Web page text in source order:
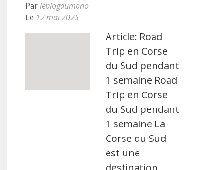
Parleblogdumono
Le 12 mai 2025
Article: Road
Trip en Corse
du Sud pendant
1 semaine Road
Trip en Corse
du Sud pendant
1 semaine La
Corse du Sud
est une
destination